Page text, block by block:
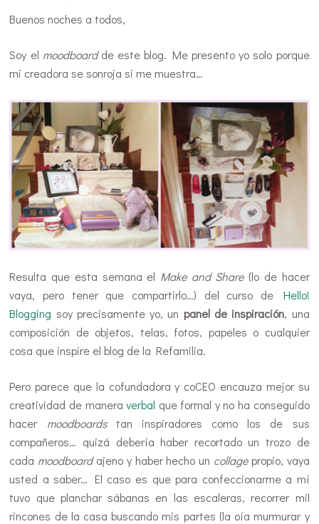
Buenos noches a todos,
Soy el moodboardde este blog. Me presento yo solo porque
mi creadora se sonroja si me muestra…
Resulta que esta semana el Make and Share(lo de hacer
vaya, pero tener que compartirlo…) del curso de Hello!
Blogging soy precisamente yo, un panel de inspiración, una
composición de objetos, telas, fotos, papeles o cualquier
cosa que inspire el blog de la Refamilia.
Pero parece que la cofundadora y coCEO encauza mejor su
creatividad de maneraverbal que formal y no ha conseguido
hacer moodboardstan inspiradores como los de sus
compañeros… quizá debería haber recortado un trozo de
cada moodboardajeno y haber hecho un collage propio, vaya
usted a saber… El caso es que para confeccionarme a mí
tuvo que planchar sábanas en las escaleras, recorrer mil
rincones de la casa buscando mis partes (la oía murmurar y